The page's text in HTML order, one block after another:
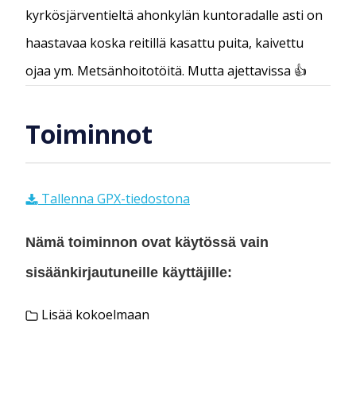
kyrkösjärventieltä ahonkylän kuntoradalle asti on
haastavaa koska reitillä kasattu puita, kaivettu
ojaa ym. Metsänhoitotöitä. Mutta ajettavissa 👍
Toiminnot
Tallenna GPX-tiedostona
Nämä toiminnon ovat käytössä vain
sisäänkirjautuneille käyttäjille:
Lisää kokoelmaan